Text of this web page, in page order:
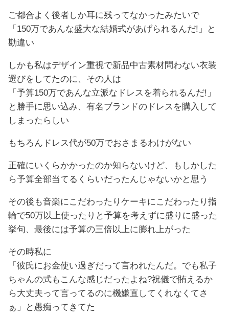
ご都合よく後者しか耳に残ってなかったみたいで
「150万であんな盛大な結婚式があげられるんだ!」と
勘違い
しかも私はデザイン重視で新品中古素材問わない衣装
選びをしてたのに、その人は
「予算150万であんな立派なドレスを着られるんだ!」
と勝手に思い込み、有名ブランドのドレスを購入して
しまったらしい
もちろんドレス代が50万でおさまるわけがない
正確にいくらかかったのか知らないけど、もしかした
ら予算全部当てるくらいだったんじゃないかと思う
その後も音楽にこだわったりケーキにこだわったり指
輪で50万以上使ったりと予算を考えずに盛りに盛った
挙句、最後には予算の三倍以上に膨れ上がった
その時私に
「彼氏にお金使い過ぎだって言われたんだ。でも私子
ちゃんの式もこんな感じだったよね?祝儀で賄えるか
ら大丈夫って言ってるのに機嫌直してくれなくてさ
ぁ」と愚痴ってきてた